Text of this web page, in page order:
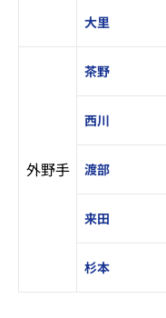
大里
外野手
茶野
西川
渡部
来田
杉本